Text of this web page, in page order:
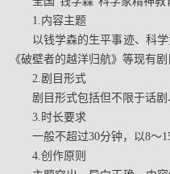
1.内容主题
以钱学森的生平事迹、科
《破壁者的越洋归航》等现有
2.剧目形式
剧目形式包括但不限于话
3.时长要求
一般不超过30分钟，以8～
4.创作原则